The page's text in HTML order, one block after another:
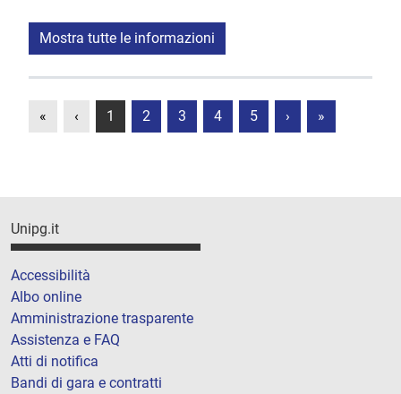
Mostra tutte le informazioni
« ‹ 1 2 3 4 5 › »
Unipg.it
Accessibilità
Albo online
Amministrazione trasparente
Assistenza e FAQ
Atti di notifica
Bandi di gara e contratti